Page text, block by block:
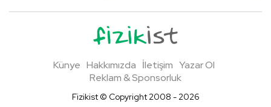
Künye Hakkımızda İletişim Yazar Ol
Reklam & Sponsorluk
Fizikist © Copyright 2008 - 2026